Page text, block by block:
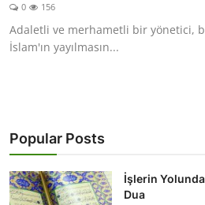
DUALAR
KİMDİR?
KISSADAN HİSSE
DİNİ BİLGİLER
0 156
Adaletli ve merhametli bir yönetici,
İslam'ın yayılmasın...
Popular Posts
İşlerin
Dua